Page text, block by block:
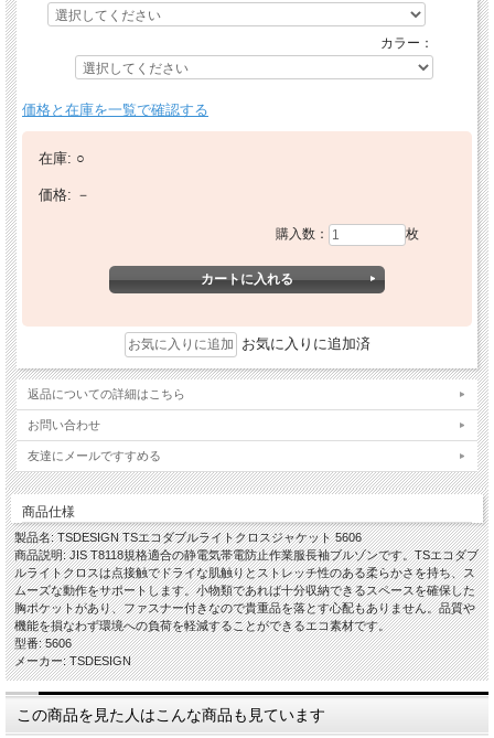
カラー：
価格と在庫を一覧で確認する
在庫: ○
価格: －
購入数： 枚
お気に入りに追加済
返品についての詳細はこちら
お問い合わせ
友達にメールですすめる
商品仕様
製品名: TSDESIGN TSエコダブルライトクロスジャケット 5606
商品説明: JIS T8118規格適合の静電気帯電防止作業服長袖ブルゾンです。TSエコダブ
ルライトクロスは点接触でドライな肌触りとストレッチ性のある柔らかさを持ち、ス
ムーズな動作をサポートします。小物類であれば十分収納できるスペースを確保した
胸ポケットがあり、ファスナー付きなので貴重品を落とす心配もありません。品質や
機能を損なわず環境への負荷を軽減することができるエコ素材です。
型番: 5606
メーカー: TSDESIGN
この商品を見た人はこんな商品も見ています